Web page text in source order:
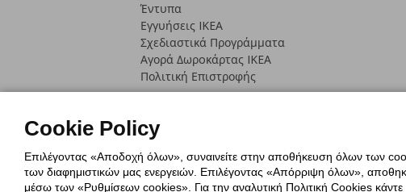
Έντυπα
Εγγυήσεις IKEA
Σχεδιαστικά Προγράμματα
Αγορά Δωρoκάρτας IKEA
Πολιτική Επιστροφής
Πολιτική Cookies Δήλωση ψηφιακής
Cookie Policy
Επιλέγοντας «Αποδοχή όλων», συναινείτε στην αποθήκευση όλων των
των διαφημιστικών μας ενεργειών. Επιλέγοντας «Απόρριψη όλων»,
μέσω των «Ρυθμίσεων cookies». Για την αναλυτική Πολιτική Cookies κάντε